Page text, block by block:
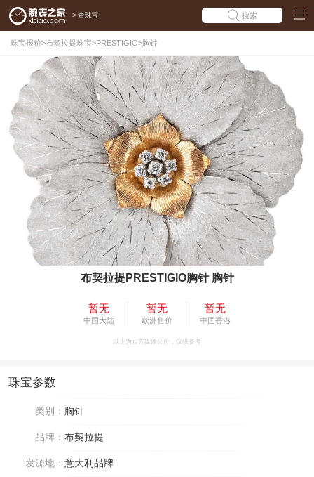
> 查珠宝 搜索
珠宝报价>布契拉提珠宝>PRESTIGIO>胸针
布契拉提PRESTIGIO胸针 胸针
暂无
中国大陆
暂无
欧洲售价
暂无
中国香港
以上为官方媒体公价，仅供参考
珠宝参数
类别： 胸针
品牌： 布契拉提
发源地： 意大利品牌